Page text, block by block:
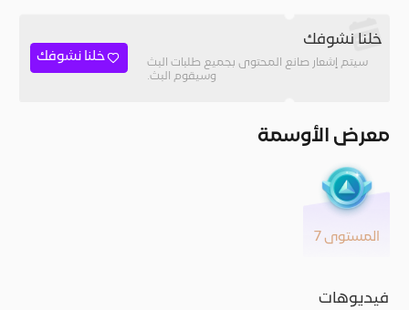
خلنا نشوفك
سيتم إشعار صانع المحتوى بجميع طلبات البث
وسيقوم البث.
خلنا نشوفك
معرض الأوسمة
المستوى 7
فيديوهات